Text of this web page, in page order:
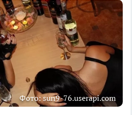
Фото: sun9-76.userapi.com